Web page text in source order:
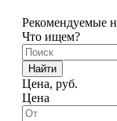
Рекомендуемые
Что ищем?
Найти
Цена, руб.
Цена